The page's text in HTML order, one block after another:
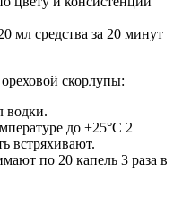
мл средства за 20 минут
скорлупы:
водки.
до +25°С 2
встряхивают.
по 20 капель 3 раза в